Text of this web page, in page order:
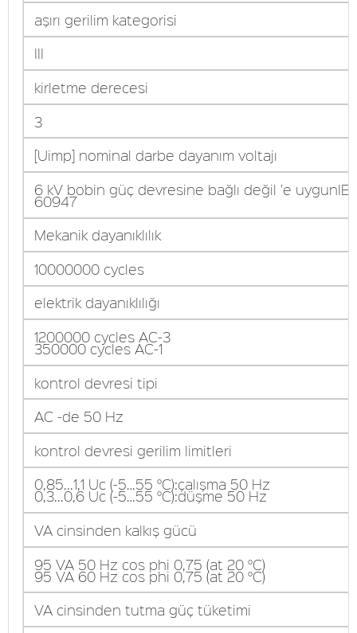
aşırı gerilim kategorisi
III
kirletme derecesi
3
[Uimp] nominal darbe dayanım voltajı
6 kV bobin güç devresine bağlı değil 'e
60947
Mekanik dayanıklılık
10000000 cycles
elektrik dayanıklılığı
1200000 cycles AC-3
350000 cycles AC-1
kontrol devresi tipi
AC -de 50 Hz
kontrol devresi gerilim limitleri
0,85...1,1 Uc (-5…55 °C):çalışma 50 Hz
0,3...0,6 Uc (-5…55 °C):düşme 50 Hz
VA cinsinden kalkış gücü
95 VA 50 Hz cos phi 0,75 (at 20 °C)
95 VA 60 Hz cos phi 0,75 (at 20 °C)
VA cinsinden tutma güç tüketimi